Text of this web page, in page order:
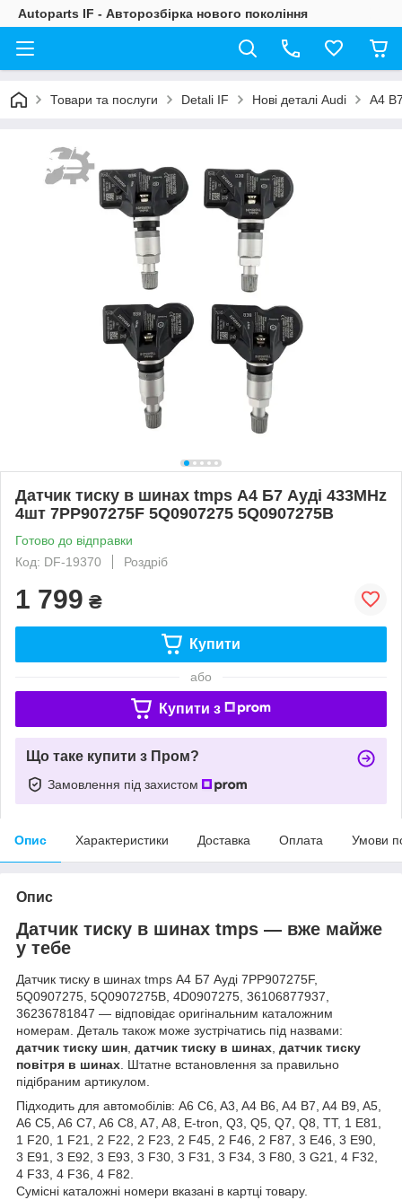
Autoparts IF - Авторозбірка нового покоління
Товари та послуги Detali IF Нові деталі Audi A4
Датчик тиску в шинах tmps А4 Б7 Ауді 433MHz
4шт 7PP907275F 5Q0907275 5Q0907275B
Готово до відправки
Код: DF-19370
Роздріб
1 799 ₴
Купити
або
Купити з
Що таке купити з Пром?
Замовлення під захистом
Опис Характеристики Доставка Оплата Умови
Опис
Датчик тиску в шинах tmps — вже майже
у тебе
Датчик тиску в шинах tmps А4 Б7 Ауді 7PP907275F,
5Q0907275, 5Q0907275B, 4D0907275, 36106877937,
36236781847 — відповідає оригінальним каталожним
номерам. Деталь також може зустрічатись під назвами:
датчик тиску шин, датчик тиску в шинах, датчик тиску
повітря в шинах. Штатне встановлення за правильно
підібраним артикулом.
Підходить для автомобілів: A6 C6, A3, A4 B6, A4 B7, A4 B9, A5,
A6 C5, A6 C7, A6 C8, A7, A8, E-tron, Q3, Q5, Q7, Q8, TT, 1 E81,
1 F20, 1 F21, 2 F22, 2 F23, 2 F45, 2 F46, 2 F87, 3 E46, 3 E90,
3 E91, 3 E92, 3 E93, 3 F30, 3 F31, 3 F34, 3 F80, 3 G21, 4 F32,
4 F33, 4 F36, 4 F82.
Сумісні каталожні номери вказані в картці товару.